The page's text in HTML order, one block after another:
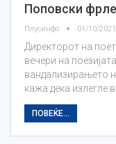
Поповски
Плусинфо 01/10/2021
Директорот на
вечери на
вандализирањето
кажа дека излегле
ПОВЕЌЕ...